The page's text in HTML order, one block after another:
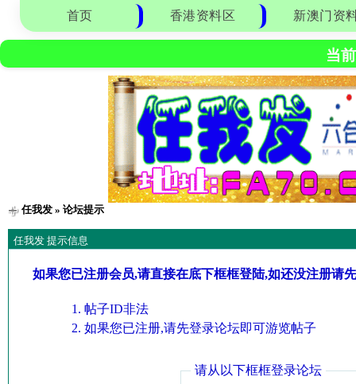
首页 香港资料区 新澳门资
当
任我发» 论坛提示
任我发 提示信息
如果您已注册会员,请直接在底下框框登陆,如还没注册请
帖子ID非法
如果您已注册,请先登录论坛即可游览帖子
请从以下框框登录论坛